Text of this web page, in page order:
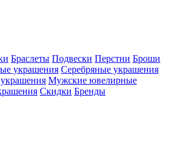
Браслеты Подвески Перстни Броши
украшения Серебряные украшения
Мужские ювелирные
Скидки Бренды